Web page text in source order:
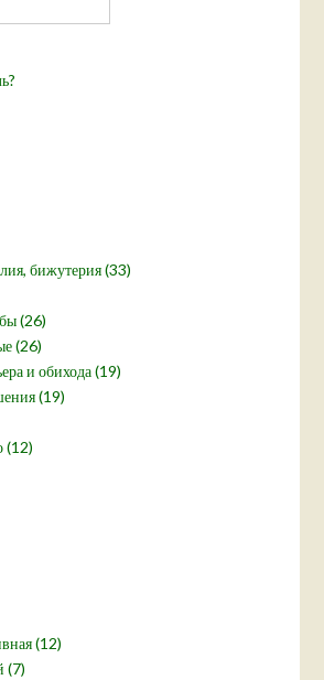
бижутерия (33)
(26)
(26)
и обихода (19)
(19)
(12)
(12)
(7)